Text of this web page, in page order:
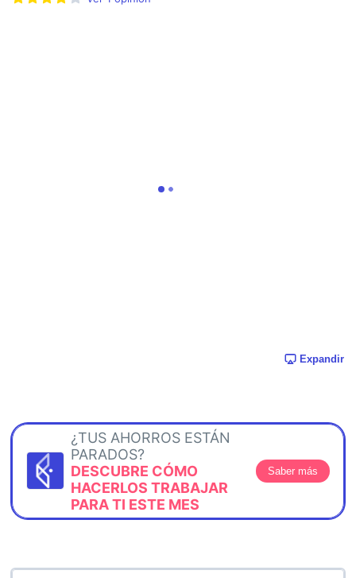
Expandir
¿TUS AHORROS ESTÁN
PARADOS?
DESCUBRE CÓMO
HACERLOS TRABAJAR
PARA TI ESTE MES
Saber más